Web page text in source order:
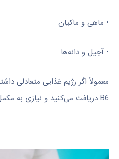
• ماهی و ماکیان
• آجیل و دانه‌ها
معمولاً اگر رژیم غذایی متعادلی
B6 دریافت می‌کنید و نیازی به مکمل ندارید.